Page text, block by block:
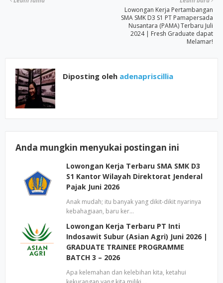
Lowongan Kerja Pertambangan
SMA SMK D3 S1 PT Pamapersada
Nusantara (PAMA) Terbaru Juli
2024 | Fresh Graduate dapat
Melamar!
Diposting oleh adenapriscillia
Anda mungkin menyukai postingan ini
Lowongan Kerja Terbaru SMA SMK D3
S1 Kantor Wilayah Direktorat Jenderal
Pajak Juni 2026
Anak mudah; itu banyak yang dikit-dikit nyarinya
kebahagiaan, baru ker…
Lowongan Kerja Terbaru PT Inti
Indosawit Subur (Asian Agri) Juni 2026 |
GRADUATE TRAINEE PROGRAMME
BATCH 3 – 2026
Apa kelemahan dan kelebihan kita, ketahui